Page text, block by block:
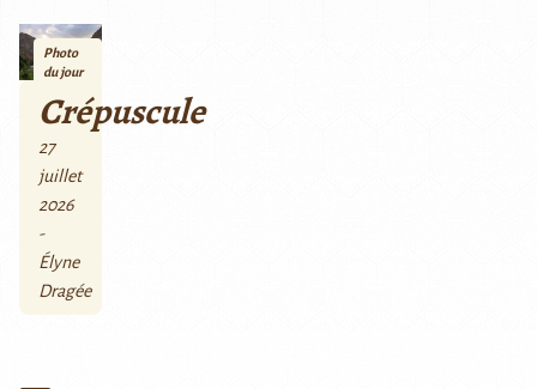
Photo
du jour
Crépuscule
27
juillet
2026
-
Élyne
Dragée